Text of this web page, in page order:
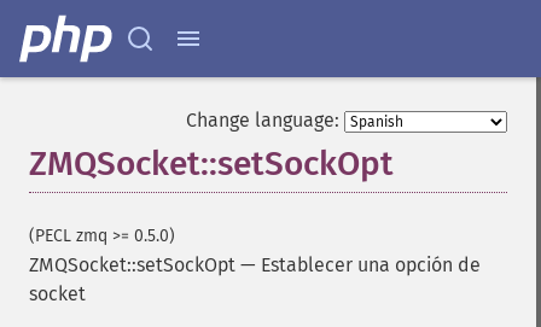
Change language:
ZMQSocket::setSockOpt
(PECL zmq >= 0.5.0)
ZMQSocket::setSockOpt — Establecer una opción de
socket